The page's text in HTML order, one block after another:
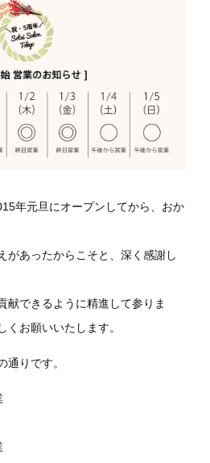
年元旦にオープンしてから、おか
があったからこそと、深く感謝し
献できるように精進して参りま
お願いいたします。
通りです。